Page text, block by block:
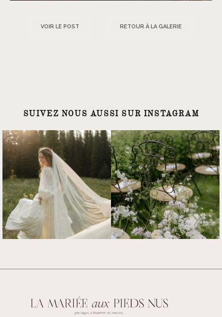
VOIR LE POST RETOUR À LA GALERIE
SUIVEZ NOUS AUSSI SUR INSTAGRAM